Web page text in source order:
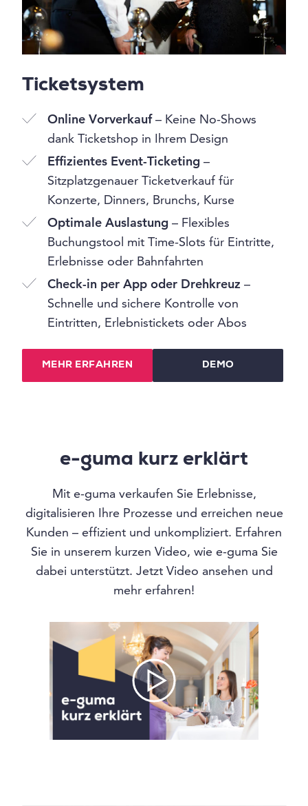
Ticketsystem
Online Vorverkauf– Keine No-Shows
dank Ticketshop in Ihrem Design
Effizientes Event-Ticketing –
Sitzplatzgenauer Ticketverkauf für
Konzerte, Dinners, Brunchs, Kurse
Optimale Auslastung – Flexibles
Buchungstool mit Time-Slots für Eintritte,
Erlebnisse oder Bahnfahrten
Check-in per App oder Drehkreuz –
Schnelle und sichere Kontrolle von
Eintritten, Erlebnistickets oder Abos
MEHR ERFAHREN DEMO
e-guma kurz erklärt
Mit e-guma verkaufen Sie Erlebnisse,
digitalisieren Ihre Prozesse und erreichen neue
Kunden – effizient und unkompliziert. Erfahren
Sie in unserem kurzen Video, wie e-guma Sie
dabei unterstützt. Jetzt Video ansehen und
mehr erfahren!